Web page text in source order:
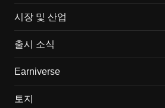
시장 및 산업
출시 소식
Earniverse
토지